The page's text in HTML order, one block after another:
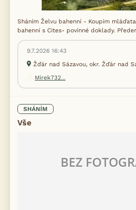
Sháním Želvu bahenní - Koupím
bahenní s Cites- povinné doklady.
9.7.2026 16:43
Žďár nad Sázavou, okr. Žďár nad
Mirek732...
SHÁNÍM
Vše